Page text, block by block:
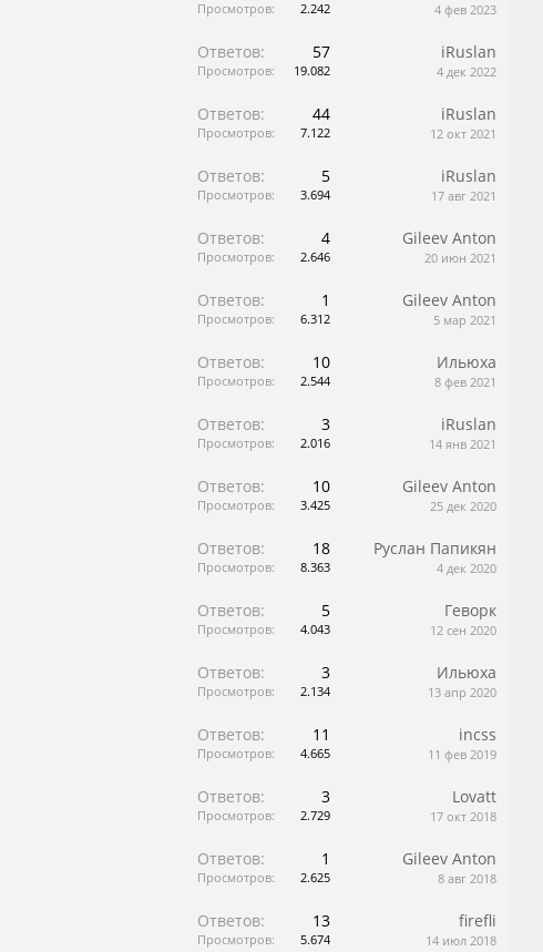
Просмотров: 2.242 4 фев 2023
Ответов: 57
Просмотров: 19.082
iRuslan
4 дек 2022
Ответов: 44
Просмотров: 7.122
iRuslan
12 окт 2021
Ответов: 5
Просмотров: 3.694
iRuslan
17 авг 2021
Ответов: 4
Просмотров: 2.646
Gileev Anton
20 июн 2021
Ответов: 1
Просмотров: 6.312
Gileev Anton
5 мар 2021
Ответов: 10
Просмотров: 2.544
Ильюха
8 фев 2021
Ответов: 3
Просмотров: 2.016
iRuslan
14 янв 2021
Ответов: 10
Просмотров: 3.425
Gileev Anton
25 дек 2020
Ответов: 18
Просмотров: 8.363
Руслан Папикян
4 дек 2020
Ответов: 5
Просмотров: 4.043
Геворк
12 сен 2020
Ответов: 3
Просмотров: 2.134
Ильюха
13 апр 2020
Ответов: 11
Просмотров: 4.665
incss
11 фев 2019
Ответов: 3
Просмотров: 2.729
Lovatt
17 окт 2018
Ответов: 1
Просмотров: 2.625
Gileev Anton
8 авг 2018
Ответов: 13
Просмотров: 5.674
firefli
14 июл 2018